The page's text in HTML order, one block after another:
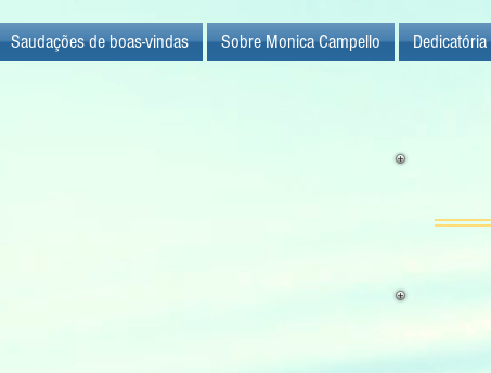
Saudações de boas-vindas Sobre Monica Campello Dedicatória